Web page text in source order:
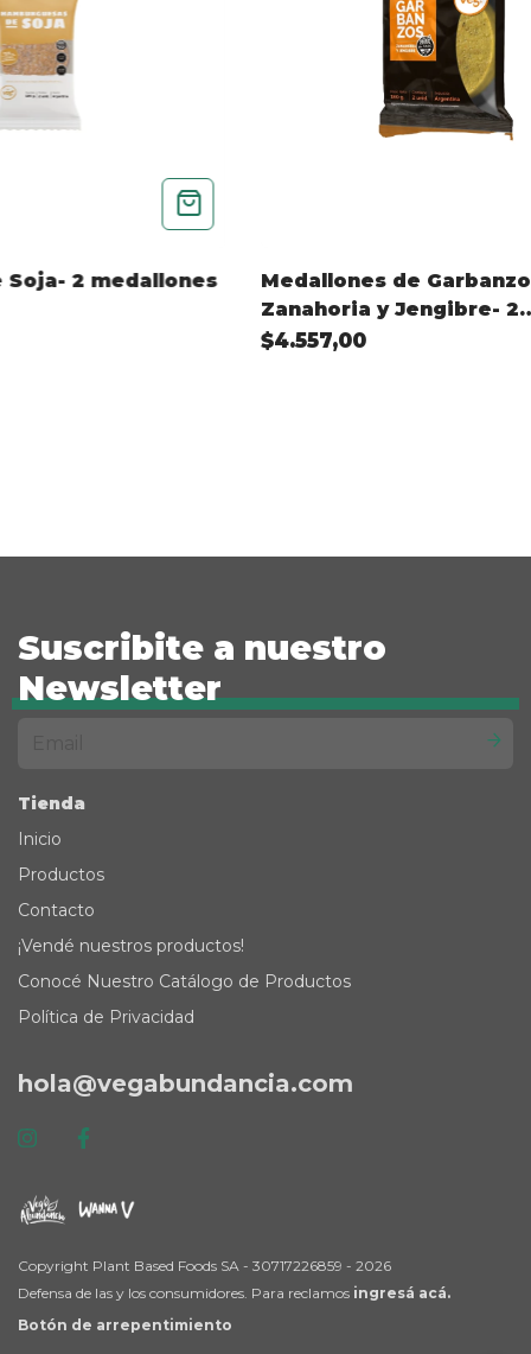
Soja- 2 medallones
Medallones de
Zanahoria y Jengibre- 2
medallones 180 gramos
$4.557,00
Suscribite a nuestro
Newsletter
Tienda
Inicio
Productos
Contacto
¡Vendé nuestros productos!
Conocé Nuestro Catálogo de Productos
Política de Privacidad
hola@vegabundancia.com
Copyright Plant Based Foods SA - 30717226859 - 2026
Defensa de las y los consumidores. Para reclamos ingresá acá.
Botón de arrepentimiento